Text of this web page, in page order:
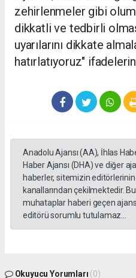
zehirlenmeler gibi
dikkatli ve tedbirli
uyarılarını dikkate
hatırlatıyoruz"
Anadolu Ajansı (AA), İhlas
Haber Ajansı (DHA) ve diğer
haberler, sitemizin
kanallarından çekilmektedir.
muhataplar haberi geçen
editörü sorumlu tutulamaz...
Okuyucu Yorumları (0)